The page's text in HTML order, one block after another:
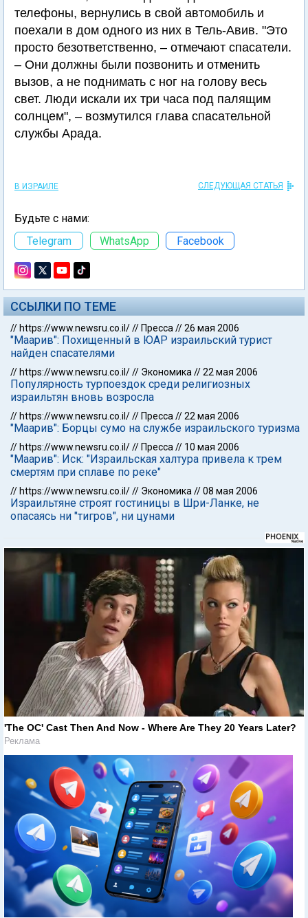
телефоны, вернулись в свой автомобиль и
поехали в дом одного из них в Тель-Авив. "Это
просто безответственно, – отмечают спасатели.
– Они должны были позвонить и отменить
вызов, а не поднимать с ног на голову весь
свет. Люди искали их три часа под палящим
солнцем", – возмутился глава спасательной
службы Арада.
В ИЗРАИЛЕ СЛЕДУЮЩАЯ СТАТЬЯ
Будьте с нами:
Telegram
WhatsApp Facebook
ССЫЛКИ ПО ТЕМЕ
// https://www.newsru.co.il/// Пресса //26 мая 2006
"Маарив": Похищенный в ЮАР израильский турист
найден спасателями
// https://www.newsru.co.il/// Экономика //22 мая 2006
Популярность турпоездок среди религиозных
израильтян вновь возросла
// https://www.newsru.co.il/// Пресса //22 мая 2006
"Маарив": Борцы сумо на службе израильского туризма
// https://www.newsru.co.il/// Пресса // 10 мая 2006
"Маарив": Иск: "Израильская халтура привела к трем
смертям при сплаве по реке"
// https://www.newsru.co.il/// Экономика //08 мая 2006
Израильтяне строят гостиницы в Шри-Ланке, не
опасаясь ни "тигров", ни цунами
'The OC' Cast Then And Now - Where Are They 20 Years Later?
Реклама